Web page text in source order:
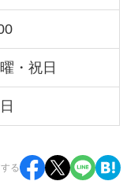
・祝日
る